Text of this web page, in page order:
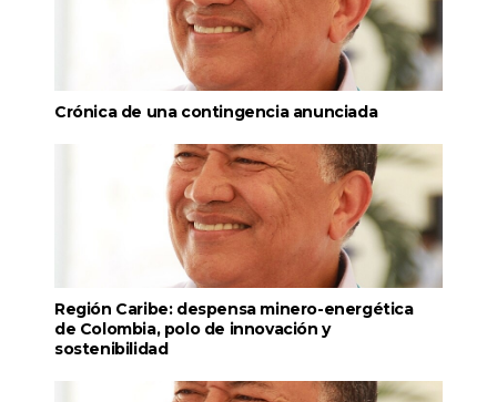
Crónica de una contingencia anunciada
Región Caribe: despensa minero-energética
de Colombia, polo de innovación y
sostenibilidad